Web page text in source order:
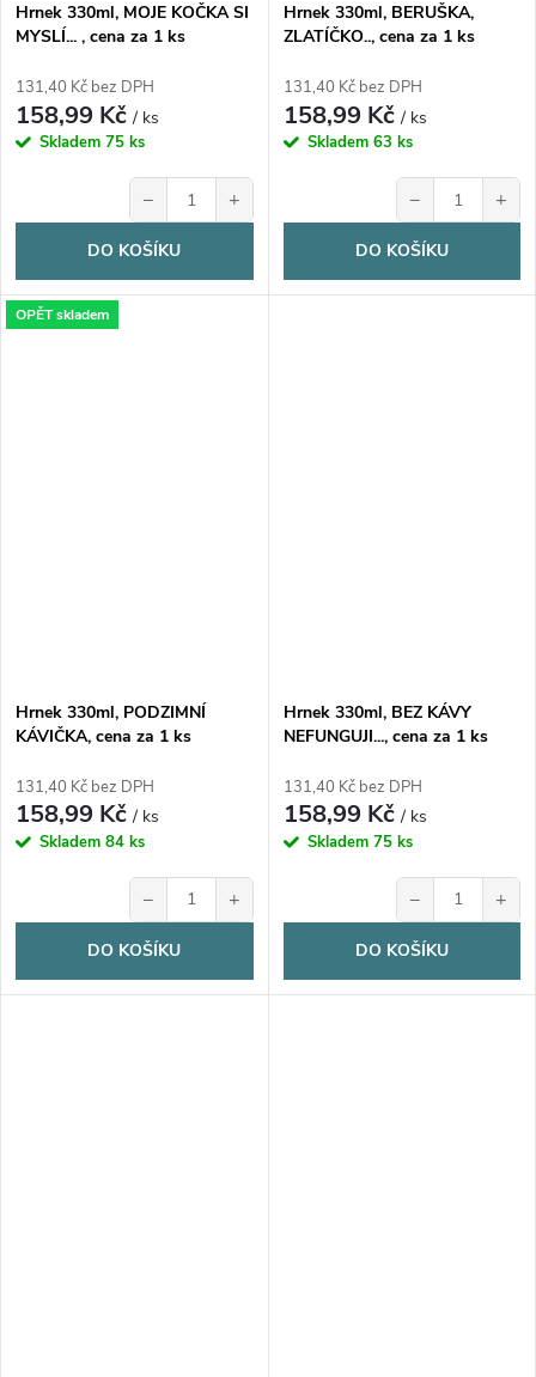
Hrnek 330ml, MOJE KOČKA SI
MYSLÍ... , cena za 1 ks
131,40 Kč bez DPH
158,99 Kč/ ks
Skladem 75 ks
− +
DO KOŠÍKU
Hrnek 330ml, BERUŠKA,
ZLATÍČKO.., cena za 1 ks
131,40 Kč bez DPH
158,99 Kč/ ks
Skladem 63 ks
− +
DO KOŠÍKU
OPĚT skladem
Hrnek 330ml, PODZIMNÍ
KÁVIČKA, cena za 1 ks
131,40 Kč bez DPH
158,99 Kč/ ks
Skladem 84 ks
− +
DO KOŠÍKU
Hrnek 330ml, BEZ KÁVY
NEFUNGUJI..., cena za 1 ks
131,40 Kč bez DPH
158,99 Kč/ ks
Skladem 75 ks
− +
DO KOŠÍKU